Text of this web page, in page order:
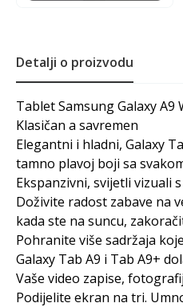
Detalji o proizvodu
Tablet Samsung Galaxy A9
Klasičan a savremen
Elegantni i hladni, Galaxy
tamno plavoj boji sa
Ekspanzivni, svijetli vizuali
Doživite radost zabave na
kada ste na suncu,
Pohranite više sadržaja
Galaxy Tab A9 i Tab A9+
Vaše video zapise,
Podijelite ekran na tri.